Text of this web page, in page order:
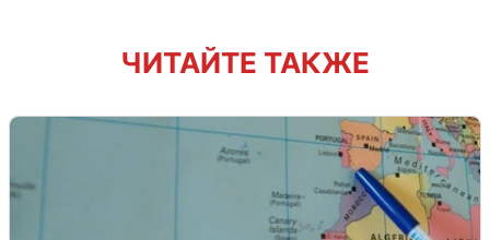
ЧИТАЙТЕ ТАКЖЕ